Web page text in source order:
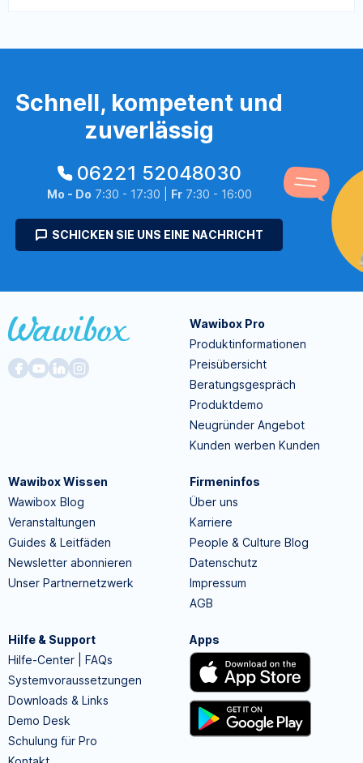
Schnell, kompetent und
zuverlässig
06221 52048030
Mo - Do 7:30 - 17:30 | Fr7:30 - 16:00
SCHICKEN SIE UNS EINE NACHRICHT
Wawibox Pro
Produktinformationen
Preisübersicht
Beratungsgespräch
Produktdemo
Neugründer Angebot
Kunden werben Kunden
Wawibox Wissen
Wawibox Blog
Veranstaltungen
Guides & Leitfäden
Newsletter abonnieren
Unser Partnernetzwerk
Firmeninfos
Über uns
Karriere
People & Culture Blog
Datenschutz
Impressum
AGB
Hilfe & Support
Hilfe-Center | FAQs
Systemvoraussetzungen
Downloads & Links
Demo Desk
Schulung für Pro
Apps